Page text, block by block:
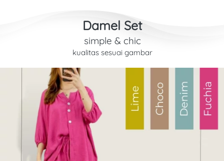
Damel Set
simple & chic
kualitas sesuai gambar